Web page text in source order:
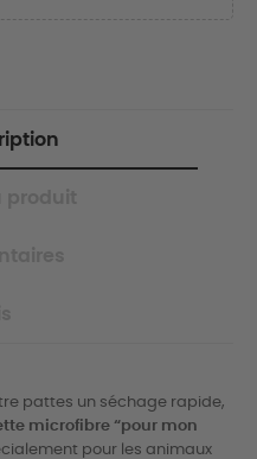
pattes un séchage rapide,
microfibre “pour mon
pour les animaux